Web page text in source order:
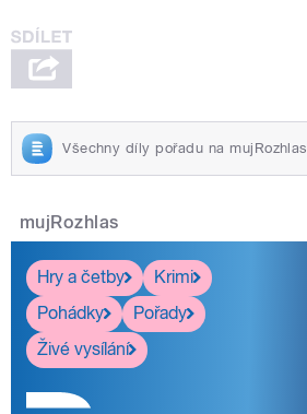
Všechny díly pořadu na mujRozhlas
mujRozhlas
Hry a četby
Krimi
Pohádky
Pořady
Živé vysílání